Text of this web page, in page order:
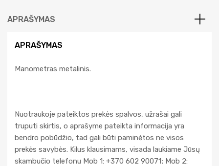
:
APRAŠYMAS
APRAŠYMAS
Manometras metalinis.
Nuotraukoje pateiktos prekės spalvos, užrašai gali
truputi skirtis, o aprašyme pateikta informacija yra
bendro pobūdžio, tad gali būti paminėtos ne visos
prekės savybės. Kilus klausimams, visada laukiame Jūsų
skambučio telefonu Mob 1: +370 602 90071; Mob 2: